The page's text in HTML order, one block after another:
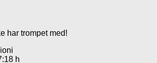
har trompet med!
h